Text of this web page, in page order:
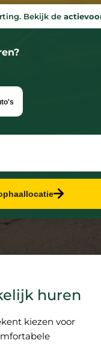
Bekijk de
huren
kiezen voor